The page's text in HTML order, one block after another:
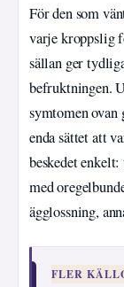
För den som
varje kroppslig
sällan ger
befruktningen.
symtomen ovan
enda sättet att
beskedet
med
ägglossning,
FLER